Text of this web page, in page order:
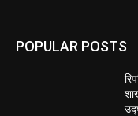
POPULAR POSTS